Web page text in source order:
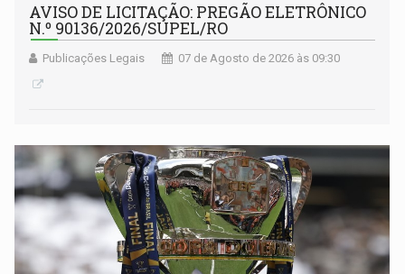
AVISO DE LICITAÇÃO: PREGÃO ELETRÔNICO
N.º 90136/2026/SUPEL/RO
Publicações Legais 07 de Agosto de 2026 às 09:30